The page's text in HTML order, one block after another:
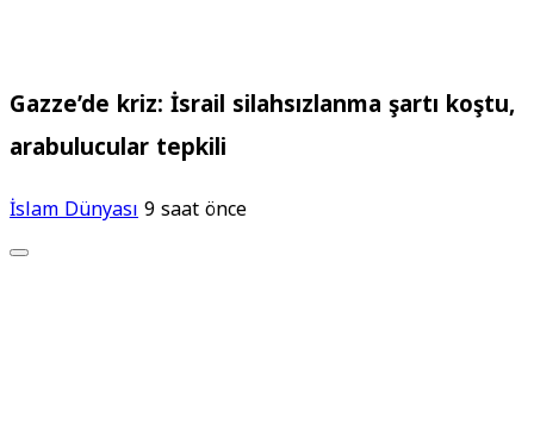
Gazze’de kriz: İsrail silahsızlanma şartı koştu,
arabulucular tepkili
İslam Dünyası9 saat önce